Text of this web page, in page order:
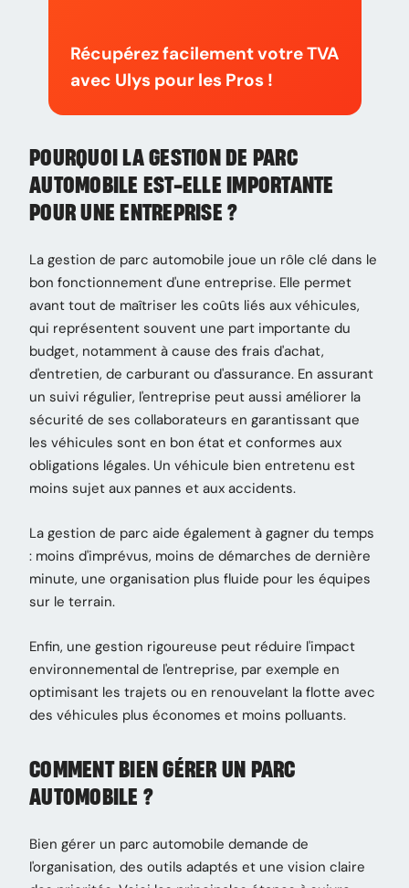
Récupérez facilement votre TVA
avec Ulys pour les Pros !
POURQUOI LA GESTION DE PARC
AUTOMOBILE EST-ELLE IMPORTANTE
POUR UNE ENTREPRISE ?
La gestion de parc automobile joue un rôle clé dans le
bon fonctionnement d'une entreprise. Elle permet
avant tout de maîtriser les coûts liés aux véhicules,
qui représentent souvent une part importante du
budget, notamment à cause des frais d'achat,
d'entretien, de carburant ou d'assurance. En assurant
un suivi régulier, l'entreprise peut aussi améliorer la
sécurité de ses collaborateurs en garantissant que
les véhicules sont en bon état et conformes aux
obligations légales. Un véhicule bien entretenu est
moins sujet aux pannes et aux accidents.
La gestion de parc aide également à gagner du temps
: moins d'imprévus, moins de démarches de dernière
minute, une organisation plus fluide pour les équipes
sur le terrain.
Enfin, une gestion rigoureuse peut réduire l'impact
environnemental de l'entreprise, par exemple en
optimisant les trajets ou en renouvelant la flotte avec
des véhicules plus économes et moins polluants.
COMMENT BIEN GÉRER UN PARC
AUTOMOBILE ?
Bien gérer un parc automobile demande de
l'organisation, des outils adaptés et une vision claire